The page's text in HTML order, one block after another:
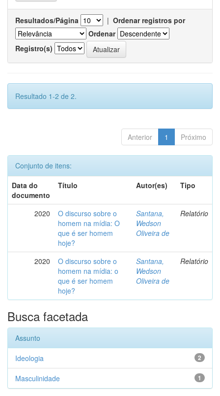
Resultados/Página | Ordenar registros por
Ordenar
Registro(s)
Resultado 1-2 de 2.
Anterior 1 Próximo
Conjunto de itens:
Data do
documento
Título Autor(es) Tipo
2020
O discurso sobre o
homem na mídia: O
que é ser homem
hoje?
Santana,
Wedson
Oliveira de
Relatório
2020
O discurso sobre o
homem na mídia: o
que é ser homem
hoje?
Santana,
Wedson
Oliveira de
Relatório
Busca facetada
Assunto
2
Ideologia
1
Masculinidade